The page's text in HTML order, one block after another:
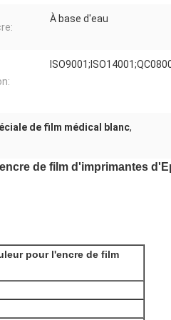
À base d'eau
de film médical blanc,
de film d'imprimantes
pour l'encre de film